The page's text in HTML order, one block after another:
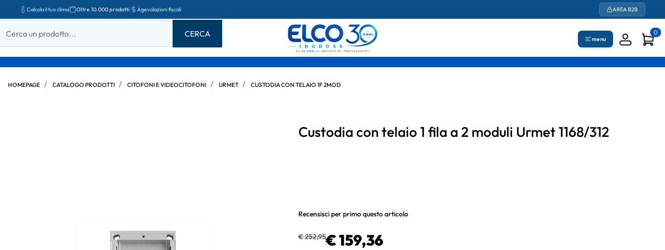
Calcola il tuo clima Oltre 10.000 prodotti Agevolazioni fiscali AREA B2B
menu
0
HOMEPAGE CATALOGO PRODOTTI CITOFONI E VIDEOCITOFONI URMET CUSTODIA CON TELAIO 1F 2MOD
Custodia con telaio 1 fila a 2 moduli Urmet 1168/312
Recensisci per primo questo articolo
€ 252,95€ 159,36